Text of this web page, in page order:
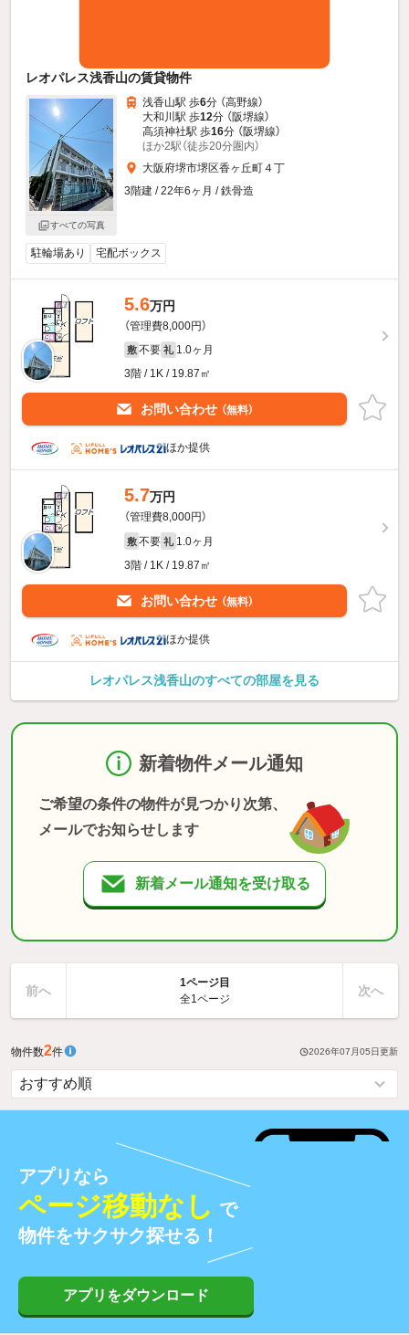
レオパレス浅香山の賃貸物件
すべての写真
浅香山駅 歩6分 （高野線）
大和川駅 歩12分 （阪堺線）
高須神社駅 歩16分 （阪堺線）
ほか2駅（徒歩20分圏内）
大阪府堺市堺区香ヶ丘町４丁
3階建 / 22年6ヶ月 / 鉄骨造
駐輪場あり 宅配ボックス
5.6万円
（管理費8,000円）
敷 不要 礼 1.0ヶ月
3階 / 1K / 19.87㎡
お問い合わせ （無料）
ほか提供
5.7万円
（管理費8,000円）
敷 不要 礼 1.0ヶ月
3階 / 1K / 19.87㎡
お問い合わせ （無料）
ほか提供
レオパレス浅香山のすべての部屋を見る
新着物件メール通知
ご希望の条件の物件が見つかり次第、
メールでお知らせします
新着メール通知を受け取る
前へ
1ページ目
全1ページ
次へ
物件数2件 2026年07月05日更新
アプリなら
ページ移動なし で
物件をサクサク探せる！
アプリをダウンロード